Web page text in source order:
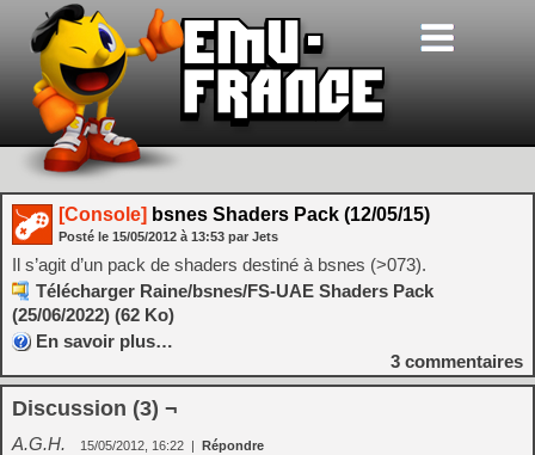
[Console] bsnes Shaders Pack (12/05/15)
Posté le 15/05/2012 à 13:53 par Jets
Il s’agit d’un pack de shaders destiné à bsnes (>073).
Télécharger Raine/bsnes/FS-UAE Shaders Pack
(25/06/2022) (62 Ko)
En savoir plus…
3 commentaires
Discussion (3) ¬
A.G.H. 15/05/2012, 16:22 | Répondre